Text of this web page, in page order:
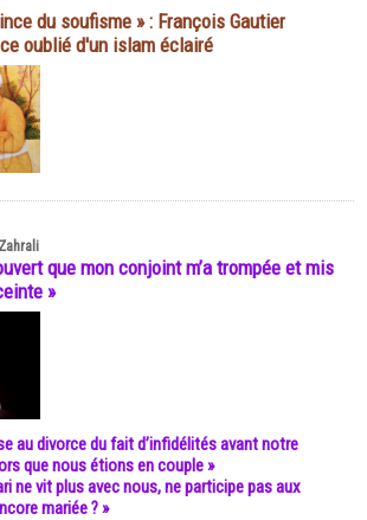
du soufisme » : François Gautier
oublié d'un islam éclairé
que mon conjoint m’a trompée et mis
»
au divorce du fait d’infidélités avant notre
que nous étions en couple »
ne vit plus avec nous, ne participe pas aux
mariée ? »